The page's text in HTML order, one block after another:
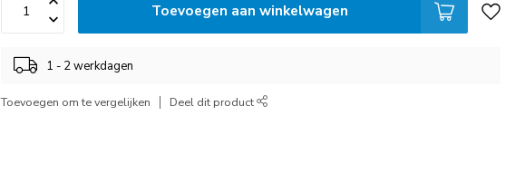
Toevoegen aan winkelwagen
1 - 2 werkdagen
Toevoegen om te vergelijken Deel dit product